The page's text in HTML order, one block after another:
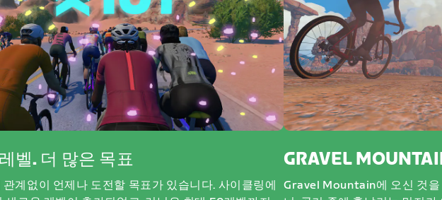
벨. 더 많은 목표
관계없이 언제나 도전할 목표가 있습니다. 사이클링에
GRAVEL
Gravel Mountain에 오신 것을